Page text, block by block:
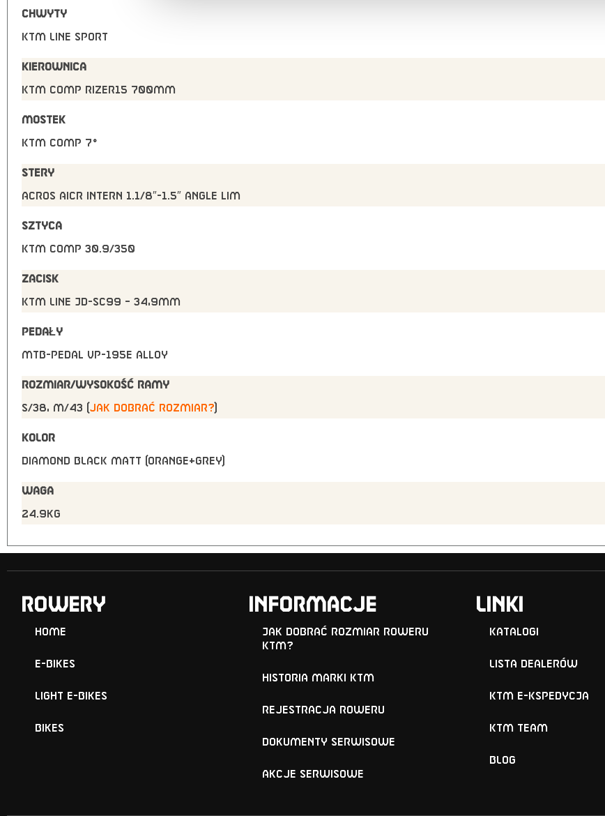
CHWYTY
KTM Line Sport
KIEROWNICA
KTM COMP rizer15 700mm
MOSTEK
KTM COMP 7°
STERY
Acros AICR intern 1.1/8″-1.5″ angle lim
SZTYCA
KTM COMP 30.9/350
ZACISK
KTM Line JD-SC99 – 34,9mm
PEDAŁY
MTB-Pedal VP-195E alloy
ROZMIAR/WYSOKOŚĆ RAMY
S/38, M/43 ( jak dobrać rozmiar?
KOLOR
DIAMOND BLACK MATT (ORANGE+GREY)
WAGA
24.9kg
ROWERY
Home
E-Bikes
Light E-Bikes
Bikes
Informacje
Jak dobrać rozmiar roweru
KTM?
Historia marki KTM
Rejestracja roweru
Dokumenty serwisowe
Akcje serwisowe
Linki
Katalogi
Lista Dealerów
KTM e-KSPEDYCJA
KTM TEAM
BLOG